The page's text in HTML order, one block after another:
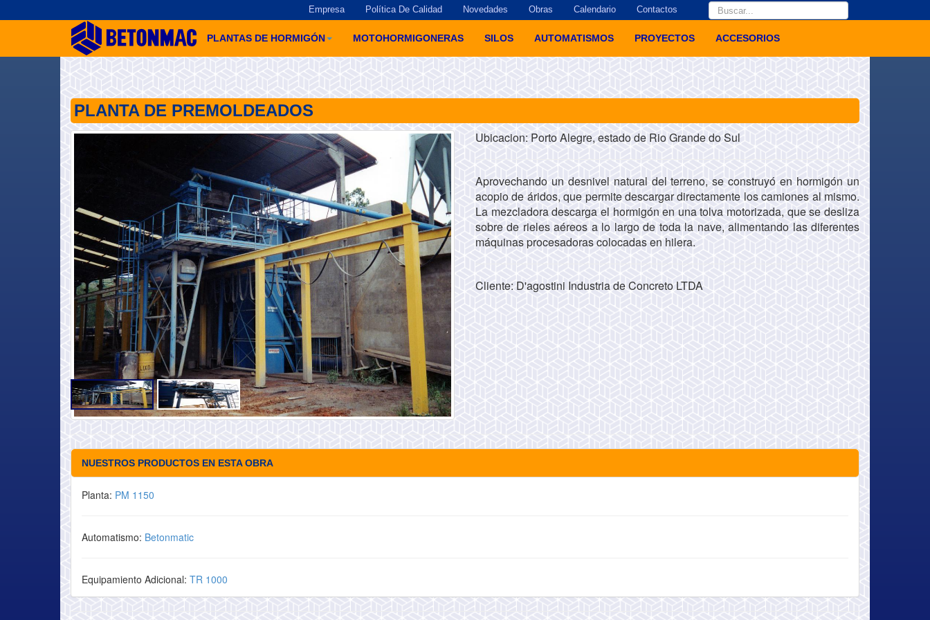
Buscar...
Empresa Política De Calidad Novedades Obras Calendario Contactos
PLANTAS DE HORMIGÓN MOTOHORMIGONERAS SILOS AUTOMATISMOS PROYECTOS ACCESORIOS
PLANTA DE PREMOLDEADOS
Ubicacion: Porto Alegre, estado de Rio Grande do Sul
Aprovechando un desnivel natural del terreno, se construyó en hormigón un
acopio de áridos, que permite descargar directamente los camiones al mismo.
La mezcladora descarga el hormigón en una tolva motorizada, que se desliza
sobre de rieles aéreos a lo largo de toda la nave, alimentando las diferentes
máquinas procesadoras colocadas en hilera.
Cliente: D'agostini Industria de Concreto LTDA
NUESTROS PRODUCTOS EN ESTA OBRA
Planta: PM 1150
Automatismo: Betonmatic
Equipamiento Adicional: TR 1000